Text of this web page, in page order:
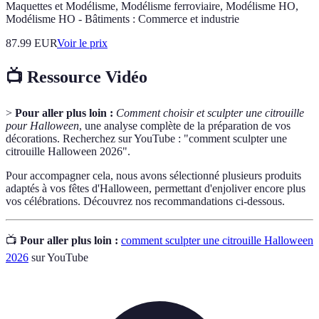
Maquettes et Modélisme, Modélisme ferroviaire, Modélisme HO,
Modélisme HO - Bâtiments : Commerce et industrie
87.99 EURVoir le prix
📺 Ressource Vidéo
> Pour aller plus loin : Comment choisir et sculpter une citrouille
pour Halloween, une analyse complète de la préparation de vos
décorations. Recherchez sur YouTube : "comment sculpter une
citrouille Halloween 2026".
Pour accompagner cela, nous avons sélectionné plusieurs produits
adaptés à vos fêtes d'Halloween, permettant d'enjoliver encore plus
vos célébrations. Découvrez nos recommandations ci-dessous.
📺 Pour aller plus loin : comment sculpter une citrouille Halloween
2026 sur YouTube